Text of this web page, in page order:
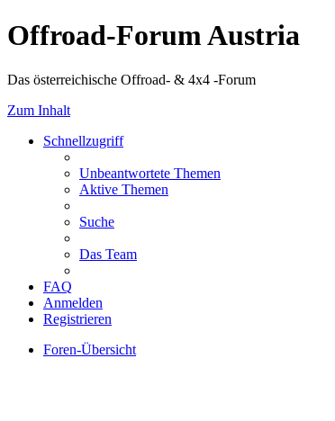
Offroad-Forum Austria
Das österreichische Offroad- & 4x4 -Forum
Zum Inhalt
Schnellzugriff
Unbeantwortete Themen
Aktive Themen
Suche
Das Team
FAQ
Anmelden
Registrieren
Foren-Übersicht